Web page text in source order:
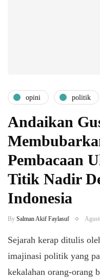
opini politik
Andaikan
Pembacaan
Titik Nadir
Indonesia
By Salman Akif Faylasuf
Sejarah kerap ditulis
imajinasi politik yang
kekalahan orang-orang